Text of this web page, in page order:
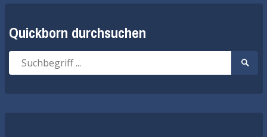
Quickborn durchsuchen
Suche
nach:
Suche